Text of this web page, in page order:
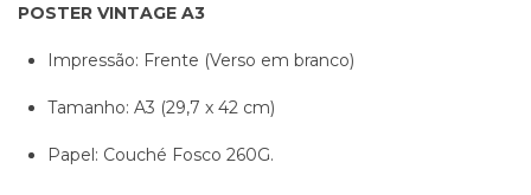
POSTER VINTAGE A3
Impressão: Frente (Verso em branco)
Tamanho: A3 (29,7 x 42 cm)
Papel: Couché Fosco 260G.